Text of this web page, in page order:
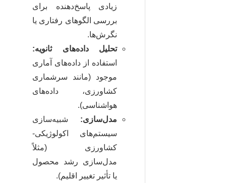
زیادی پاسخ‌دهنده برای
بررسی الگوهای رفتاری یا
نگرش‌ها.
تحلیل داده‌های ثانویه:
استفاده از داده‌های آماری
موجود (مانند سرشماری
کشاورزی، داده‌های
هواشناسی).
مدل‌سازی: شبیه‌سازی
سیستم‌های اکولوژیکی-
کشاورزی (مثلاً
مدل‌سازی رشد محصول
یا تأثیر تغییر اقلیم).